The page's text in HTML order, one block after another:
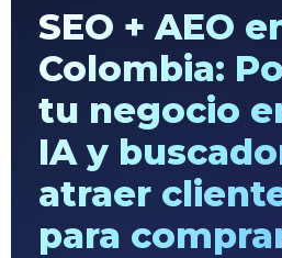
SEO + AEO
Colombia:
tu negocio
IA y
atraer
para